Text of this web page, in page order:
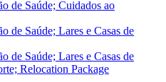
de Saúde; Cuidados ao
de Saúde; Lares e Casas de
de Saúde; Lares e Casas de
Relocation Package